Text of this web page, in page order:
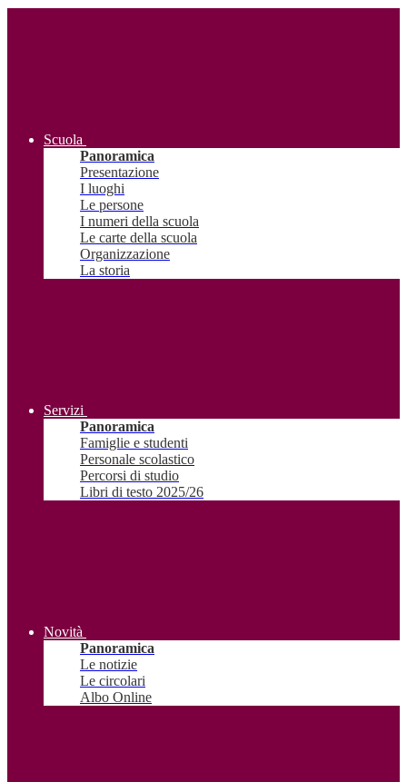
Scuola
Panoramica
Presentazione
I luoghi
Le persone
I numeri della scuola
Le carte della scuola
Organizzazione
La storia
Servizi
Panoramica
Famiglie e studenti
Personale scolastico
Percorsi di studio
Libri di testo 2025/26
Novità
Panoramica
Le notizie
Le circolari
Albo Online